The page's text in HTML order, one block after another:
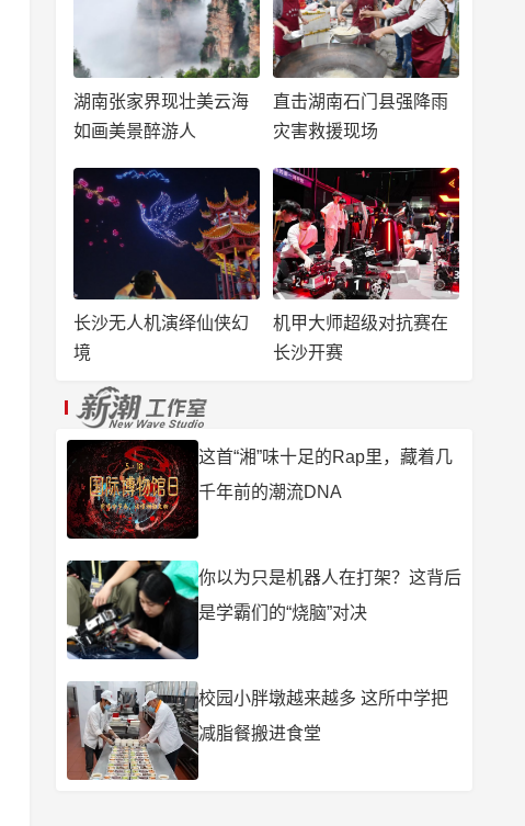
湖南张家界现壮美云海
如画美景醉游人
直击湖南石门县强降雨
灾害救援现场
长沙无人机演绎仙侠幻
境
机甲大师超级对抗赛在
长沙开赛
这首“湘”味十足的Rap里，藏着几
千年前的潮流DNA
你以为只是机器人在打架？这背后
是学霸们的“烧脑”对决
校园小胖墩越来越多 这所中学把
减脂餐搬进食堂